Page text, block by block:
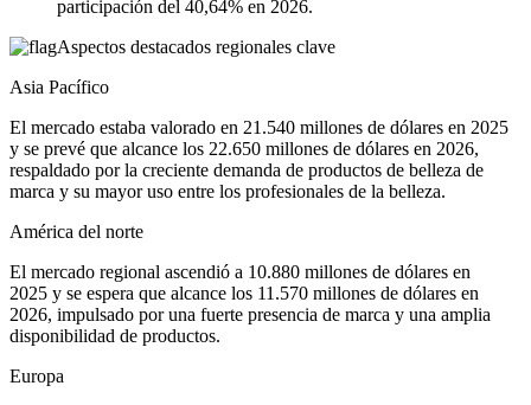
participación del 40,64% en 2026.
Aspectos destacados regionales clave
Asia Pacífico
El mercado estaba valorado en 21.540 millones de dólares en 2025
y se prevé que alcance los 22.650 millones de dólares en 2026,
respaldado por la creciente demanda de productos de belleza de
marca y su mayor uso entre los profesionales de la belleza.
América del norte
El mercado regional ascendió a 10.880 millones de dólares en
2025 y se espera que alcance los 11.570 millones de dólares en
2026, impulsado por una fuerte presencia de marca y una amplia
disponibilidad de productos.
Europa